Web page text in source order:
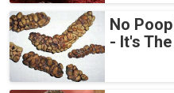
No
- It's